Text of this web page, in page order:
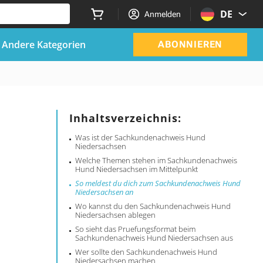
Anmelden DE
Andere Kategorien ABONNIEREN
Inhaltsverzeichnis:
Was ist der Sachkundenachweis Hund
Niedersachsen
Welche Themen stehen im Sachkundenachweis
Hund Niedersachsen im Mittelpunkt
So meldest du dich zum Sachkundenachweis Hund
Niedersachsen an
Wo kannst du den Sachkundenachweis Hund
Niedersachsen ablegen
So sieht das Pruefungsformat beim
Sachkundenachweis Hund Niedersachsen aus
Wer sollte den Sachkundenachweis Hund
Niedersachsen machen